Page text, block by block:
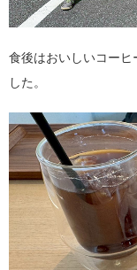
食後はおいしいコーヒ
した。